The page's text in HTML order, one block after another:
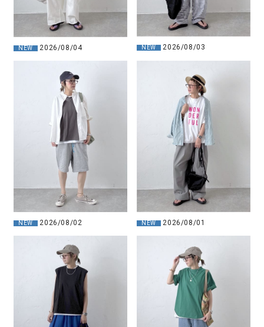
NEW 2026/08/04 NEW 2026/08/03
NEW 2026/08/02 NEW 2026/08/01